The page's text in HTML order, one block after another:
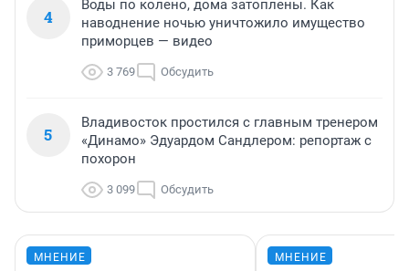
4
Воды по колено, дома затоплены. Как
наводнение ночью уничтожило имущество
приморцев — видео
3 769 Обсудить
5
Владивосток простился с главным тренером
«Динамо» Эдуардом Сандлером: репортаж с
похорон
3 099 Обсудить
МНЕНИЕ МНЕНИЕ